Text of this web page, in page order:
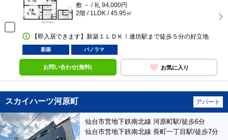
敷 － / 礼 94,000円
2階 / 1LDK / 45.95㎡
【即入居できます】新築１ＬＤＫ！連坊駅まで徒歩５分の好立地
新築 パノラマ
お問い合わせ(無料) お気に入り
スカイハーツ河原町 アパート
仙台市営地下鉄南北線 河原町駅/徒歩6分
仙台市営地下鉄南北線 長町一丁目駅/徒歩7分